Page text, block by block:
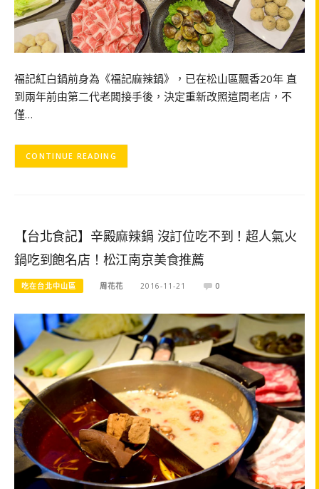
福記紅白鍋前身為《福記麻辣鍋》，已在松山區飄香20年 直
到兩年前由第二代老闆接手後，決定重新改照這間老店，不
僅…
CONTINUE READING
【台北食記】辛殿麻辣鍋 沒訂位吃不到！超人氣火
鍋吃到飽名店！松江南京美食推薦
吃在台北中山區 周花花 2016-11-21 0